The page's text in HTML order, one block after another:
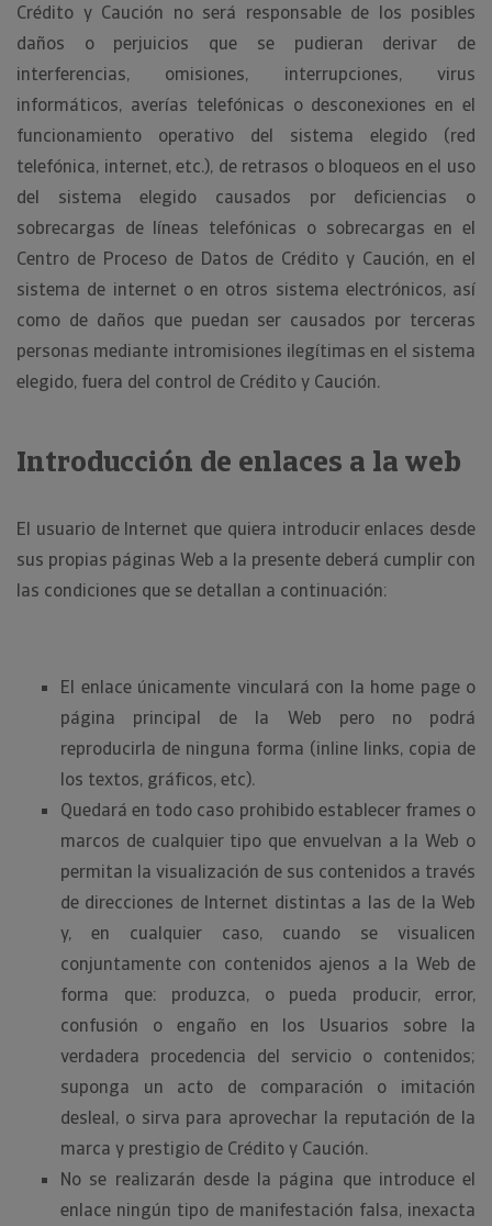
Crédito y Caución no será responsable de los posibles
daños o perjuicios que se pudieran derivar de
interferencias, omisiones, interrupciones, virus
informáticos, averías telefónicas o desconexiones en el
funcionamiento operativo del sistema elegido (red
telefónica, internet, etc.), de retrasos o bloqueos en el uso
del sistema elegido causados por deficiencias o
sobrecargas de líneas telefónicas o sobrecargas en el
Centro de Proceso de Datos de Crédito y Caución, en el
sistema de internet o en otros sistema electrónicos, así
como de daños que puedan ser causados por terceras
personas mediante intromisiones ilegítimas en el sistema
elegido, fuera del control de Crédito y Caución.
Introducción de enlaces a la web
El usuario de Internet que quiera introducir enlaces desde
sus propias páginas Web a la presente deberá cumplir con
las condiciones que se detallan a continuación:
El enlace únicamente vinculará con la home page o
página principal de la Web pero no podrá
reproducirla de ninguna forma (inline links, copia de
los textos, gráficos, etc).
Quedará en todo caso prohibido establecer frames o
marcos de cualquier tipo que envuelvan a la Web o
permitan la visualización de sus contenidos a través
de direcciones de Internet distintas a las de la Web
y, en cualquier caso, cuando se visualicen
conjuntamente con contenidos ajenos a la Web de
forma que: produzca, o pueda producir, error,
confusión o engaño en los Usuarios sobre la
verdadera procedencia del servicio o contenidos;
suponga un acto de comparación o imitación
desleal, o sirva para aprovechar la reputación de la
marca y prestigio de Crédito y Caución.
No se realizarán desde la página que introduce el
enlace ningún tipo de manifestación falsa, inexacta